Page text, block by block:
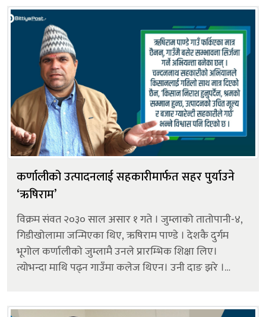
कर्णालीको उत्पादनलाई सहकारीमार्फत सहर पुर्याउने
‘ऋषिराम’
विक्रम संवत २०३० साल असार १ गते । जुम्लाको तातोपानी-४,
गिडीखोलामा जन्मिएका थिए, ऋषिराम पाण्डे । देशकै दुर्गम
भूगोल कर्णालीको जुम्लामै उनले प्रारम्भिक शिक्षा लिए।
त्योभन्दा माथि पढ्न गाउँमा कलेज थिएन। उनी दाङ झरे ।